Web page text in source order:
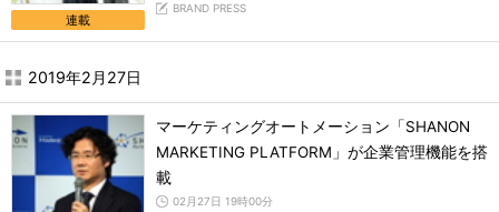
連載
BRAND PRESS
2019年2月27日
マーケティングオートメーション「SHANON
MARKETING PLATFORM」が企業管理機能を搭
載
02月27日 19時00分